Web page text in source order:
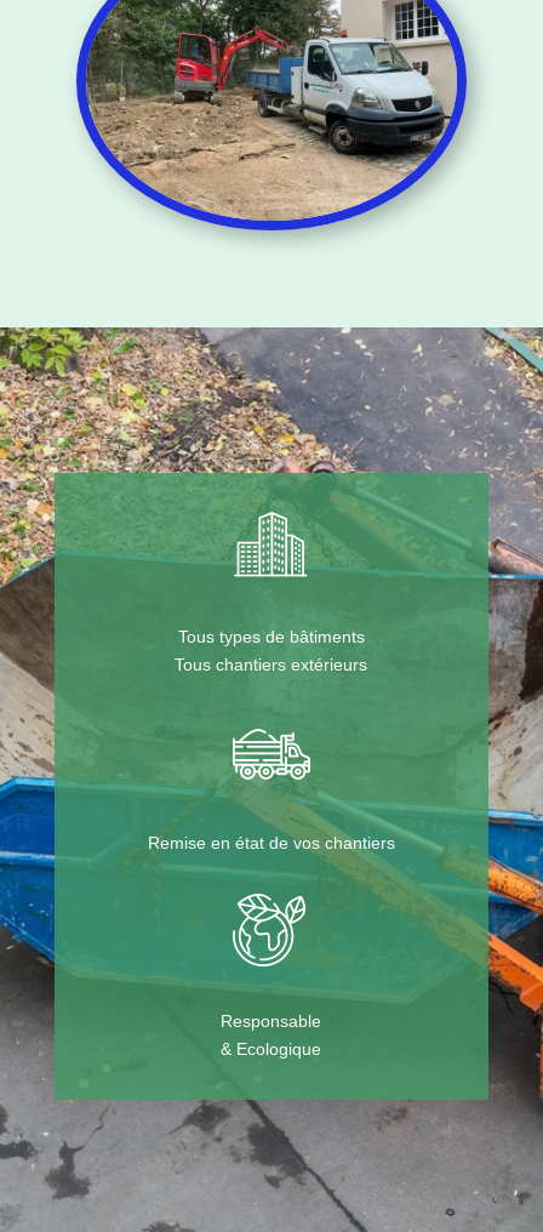
Tous types de bâtiments
Tous chantiers extérieurs
Remise en état de vos chantiers
Responsable
& Ecologique